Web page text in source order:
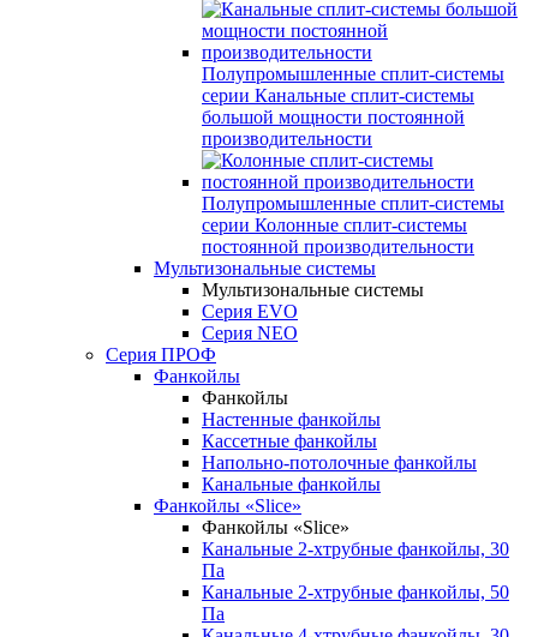
Полупромышленные сплит-системы
серии Канальные сплит-системы
большой мощности постоянной
производительности
Полупромышленные сплит-системы
серии Колонные сплит-системы
постоянной производительности
Мультизональные системы
Мультизональные системы
Серия EVO
Серия NEO
Серия ПРОФ
Фанкойлы
Фанкойлы
Настенные фанкойлы
Кассетные фанкойлы
Напольно-потолочные фанкойлы
Канальные фанкойлы
Фанкойлы «Slice»
Фанкойлы «Slice»
Канальные 2-хтрубные фанкойлы, 30
Па
Канальные 2-хтрубные фанкойлы, 50
Па